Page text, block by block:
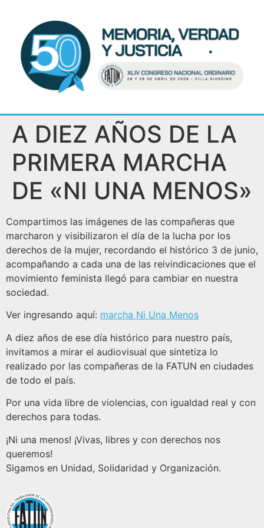
A DIEZ AÑOS DE LA
PRIMERA MARCHA
DE «NI UNA MENOS»
Compartimos las imágenes de las compañeras que
marcharon y visibilizaron el día de la lucha por los
derechos de la mujer, recordando el histórico 3 de junio,
acompañando a cada una de las reivindicaciones que el
movimiento feminista llegó para cambiar en nuestra
sociedad.
Ver ingresando aquí: marcha Ni Una Menos
A diez años de ese día histórico para nuestro país,
invitamos a mirar el audiovisual que sintetiza lo
realizado por las compañeras de la FATUN en ciudades
de todo el país.
Por una vida libre de violencias, con igualdad real y con
derechos para todas.
¡Ni una menos! ¡Vivas, libres y con derechos nos
queremos!
Sigamos en Unidad, Solidaridad y Organización.